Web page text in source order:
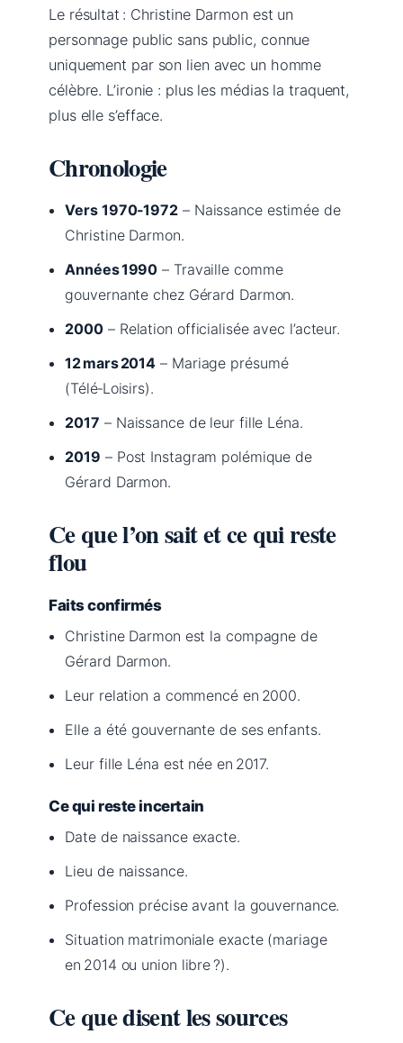
Le résultat : Christine Darmon est un
personnage public sans public, connue
uniquement par son lien avec un homme
célèbre. L’ironie : plus les médias la traquent,
plus elle s’efface.
Chronologie
Vers 1970‑1972 – Naissance estimée de
Christine Darmon.
Années 1990 – Travaille comme
gouvernante chez Gérard Darmon.
2000 – Relation officialisée avec l’acteur.
12 mars 2014 – Mariage présumé
(Télé‑Loisirs).
2017 – Naissance de leur fille Léna.
2019 – Post Instagram polémique de
Gérard Darmon.
Ce que l’on sait et ce qui reste
flou
Faits confirmés
Christine Darmon est la compagne de
Gérard Darmon.
Leur relation a commencé en 2000.
Elle a été gouvernante de ses enfants.
Leur fille Léna est née en 2017.
Ce qui reste incertain
Date de naissance exacte.
Lieu de naissance.
Profession précise avant la gouvernance.
Situation matrimoniale exacte (mariage
en 2014 ou union libre ?).
Ce que disent les sources